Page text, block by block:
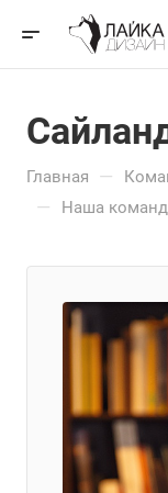
Главная —
— Наша